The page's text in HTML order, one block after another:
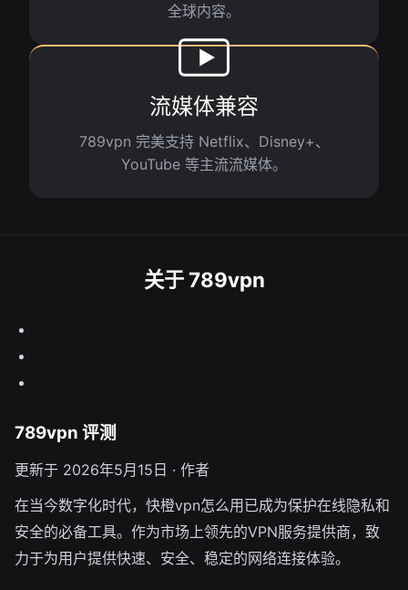
全球内容。
流媒体兼容
789vpn 完美支持 Netflix、Disney+、
YouTube 等主流流媒体。
关于 789vpn
789vpn 评测
更新于 2026年5月15日 · 作者
在当今数字化时代，快橙vpn怎么用已成为保护在线隐私和
安全的必备工具。作为市场上领先的VPN服务提供商，致
力于为用户提供快速、安全、稳定的网络连接体验。